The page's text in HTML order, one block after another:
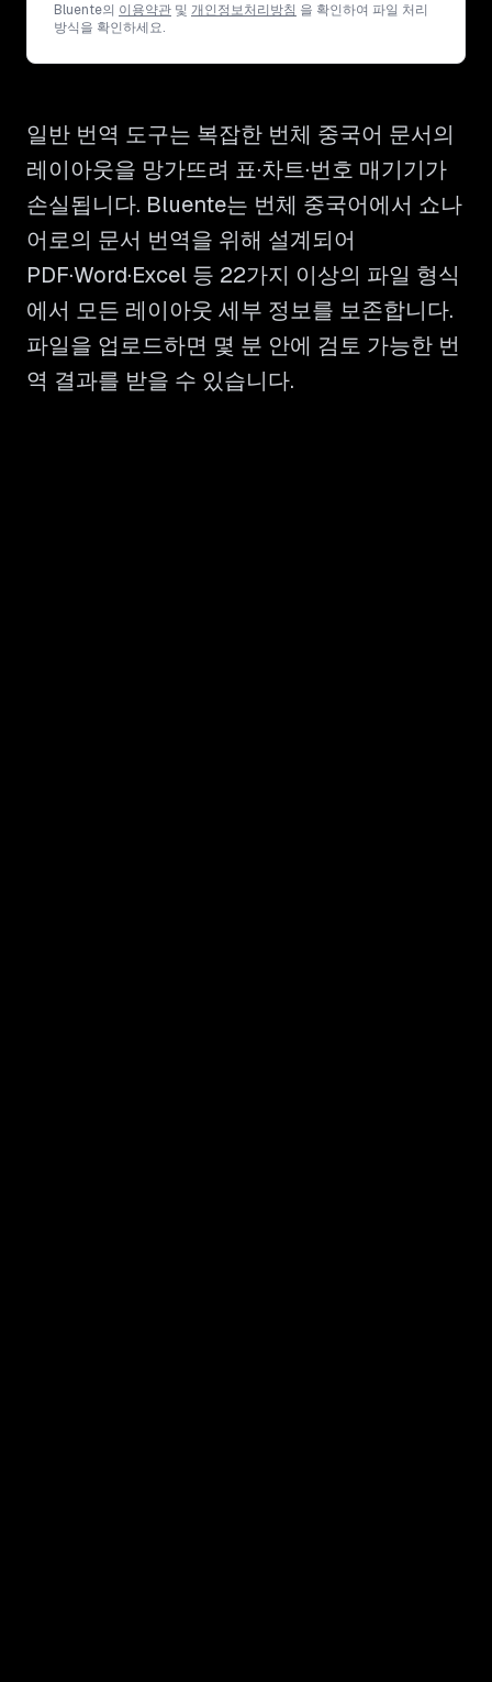
Bluente의 이용약관 및 개인정보처리방침 을 확인하여 파일 처리
방식을 확인하세요.
일반 번역 도구는 복잡한 번체 중국어 문서의
레이아웃을 망가뜨려 표·차트·번호 매기기가
손실됩니다. Bluente는 번체 중국어에서 쇼나
어로의 문서 번역을 위해 설계되어
PDF·Word·Excel 등 22가지 이상의 파일 형식
에서 모든 레이아웃 세부 정보를 보존합니다.
파일을 업로드하면 몇 분 안에 검토 가능한 번
역 결과를 받을 수 있습니다.